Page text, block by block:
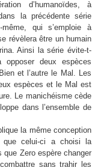
d’humanoïdes, à
la précédente série
qui s’emploie à
révèlera être un humain
Ainsi la série évite-t-
deux espèces
et l’autre le Mal. Les
espèces et le Mal est
Le manichéisme cède
dans l’ensemble de
la même conception
celui-ci a choisi la
Zero espère changer
sans trahir les